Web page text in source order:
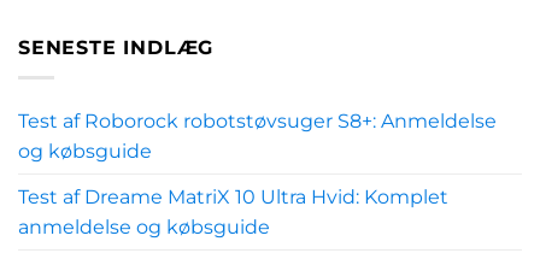
SENESTE INDLÆG
Test af Roborock robotstøvsuger S8+: Anmeldelse
og købsguide
Test af Dreame MatriX 10 Ultra Hvid: Komplet
anmeldelse og købsguide